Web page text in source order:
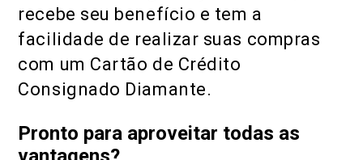
recebe seu benefício e tem a
facilidade de realizar suas compras
com um Cartão de Crédito
Consignado Diamante.
Pronto para aproveitar todas as